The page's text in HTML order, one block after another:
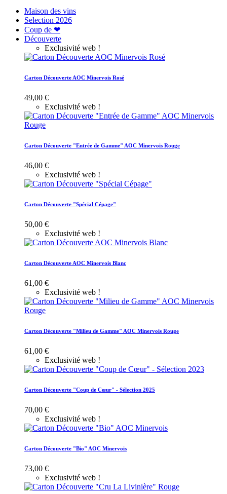
Maison des vins
Selection 2026
Coup de ❤
Découverte
Exclusivité web !
Carton Découverte AOC Minervois Rosé
49,00 €
Exclusivité web !
Carton Découverte "Entrée de Gamme" AOC Minervois Rouge
46,00 €
Exclusivité web !
Carton Découverte "Spécial Cépage"
50,00 €
Exclusivité web !
Carton Découverte AOC Minervois Blanc
61,00 €
Exclusivité web !
Carton Découverte "Milieu de Gamme" AOC Minervois Rouge
61,00 €
Exclusivité web !
Carton Découverte "Coup de Cœur" - Sélection 2025
70,00 €
Exclusivité web !
Carton Découverte "Bio" AOC Minervois
73,00 €
Exclusivité web !